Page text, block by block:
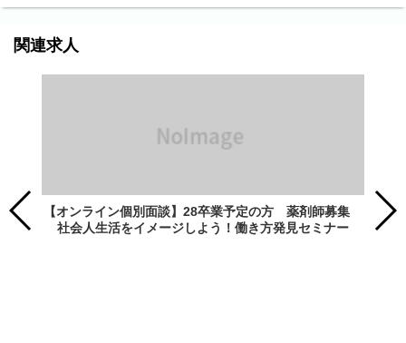
関連求人
【オンライン個別面談】28卒業予定の方 薬剤師募集
社会人生活をイメージしよう！働き方発見セミナー